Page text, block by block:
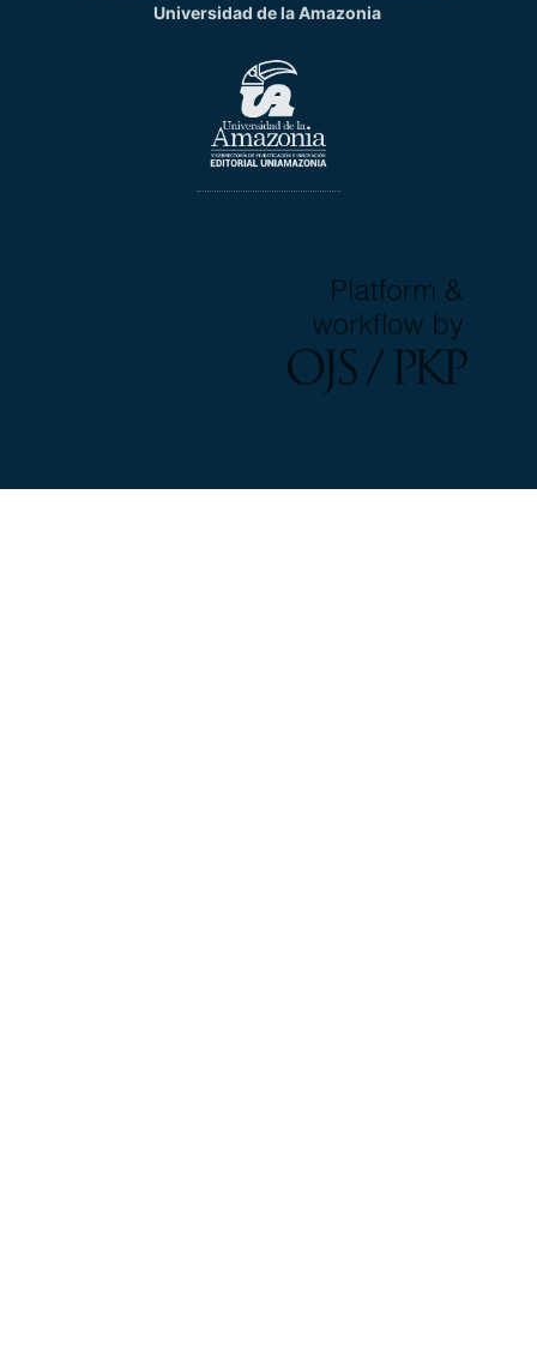
Universidad de la Amazonia